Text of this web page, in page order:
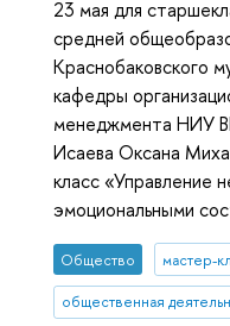
23 мая для
средней
Краснобаковского
кафедры
менеджмента НИУ
Исаева Оксана
класс «Управление
эмоциональными
Общество мастер-
общественная